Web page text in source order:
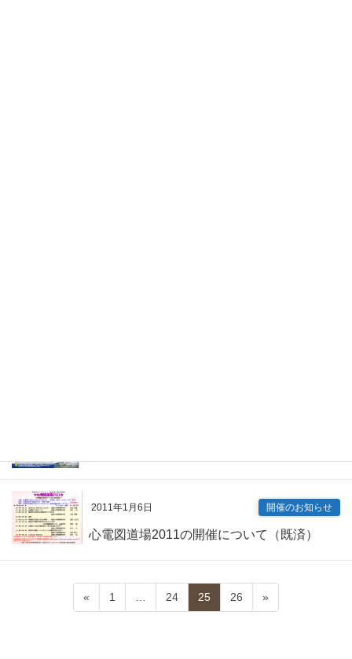
2011年1月6日 開催のお知らせ
心電図道場2011の開催について（既済）
« 1 … 24 25 26 »